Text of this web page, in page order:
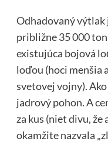
Odhadovaný výtlak
približne 35 000
existujúca bojová
loďou (hoci menšia
svetovej vojny). Ako
jadrový pohon. A
za kus (niet divu,
okamžite nazvala